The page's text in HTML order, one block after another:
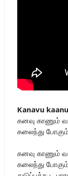
Kanavu
கனவு காணும்
கலைந்து
கனவு காணும்
கலைந்து